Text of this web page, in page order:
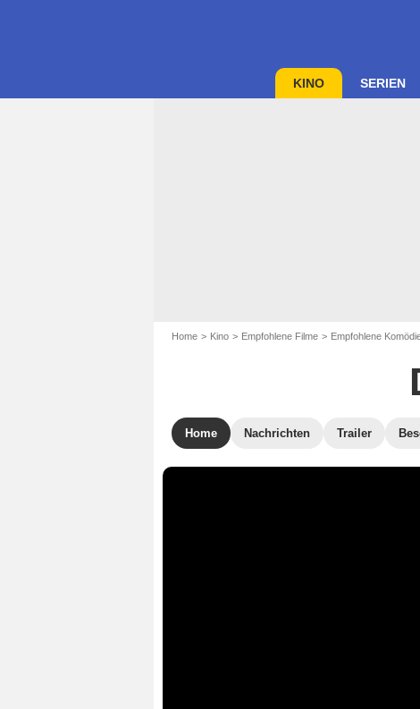
KINO SERIEN
Home Kino Empfohlene Filme Empfohlene
Home Nachrichten Trailer